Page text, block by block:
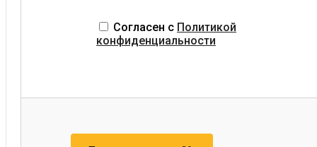
Согласен с Политикой
конфиденциальности